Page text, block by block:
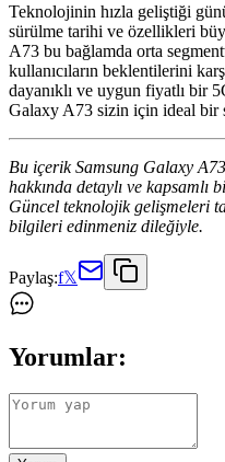
Teknolojinin hızla geliştiği
sürülme tarihi ve özellikleri
A73 bu bağlamda orta
kullanıcıların beklentilerini
dayanıklı ve uygun fiyatlı bir
Galaxy A73 sizin için ideal bir
Bu içerik Samsung Galaxy
hakkında detaylı ve kapsamlı
Güncel teknolojik gelişmeleri
bilgileri edinmeniz dileğiyle.
Paylaş:f𝕏
Yorumlar: